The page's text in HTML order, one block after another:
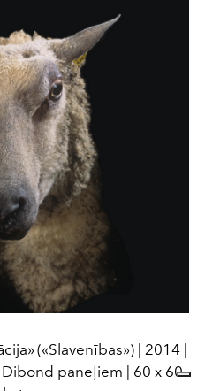
(«Slavenības») | 2014 |
paneļiem | 60 x 60